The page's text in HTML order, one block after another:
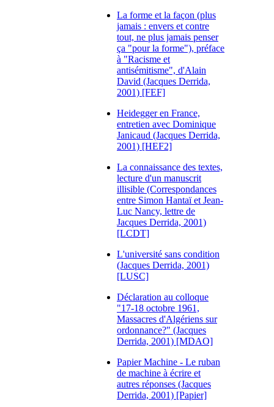
La forme et la façon (plus
jamais : envers et contre
tout, ne plus jamais penser
ça "pour la forme"), préface
à "Racisme et
antisémitisme", d'Alain
David (Jacques Derrida,
2001) [FEF]
Heidegger en France,
entretien avec Dominique
Janicaud (Jacques Derrida,
2001) [HEF2]
La connaissance des textes,
lecture d'un manuscrit
illisible (Correspondances
entre Simon Hantaï et Jean-
Luc Nancy, lettre de
Jacques Derrida, 2001)
[LCDT]
L'université sans condition
(Jacques Derrida, 2001)
[LUSC]
Déclaration au colloque
"17-18 octobre 1961,
Massacres d'Algériens sur
ordonnance?" (Jacques
Derrida, 2001) [MDAO]
Papier Machine - Le ruban
de machine à écrire et
autres réponses (Jacques
Derrida, 2001) [Papier]